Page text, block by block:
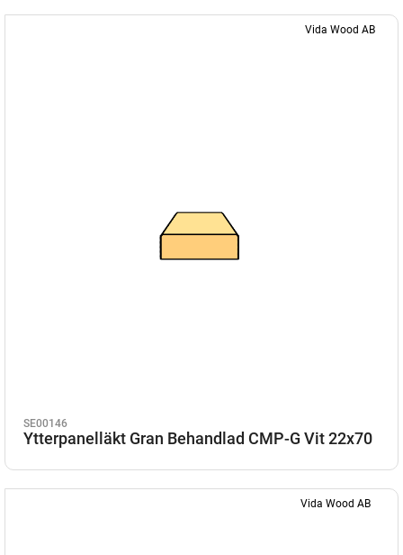
Vida Wood AB
SE00146
Ytterpanelläkt Gran Behandlad CMP-G Vit 22x70
Vida Wood AB